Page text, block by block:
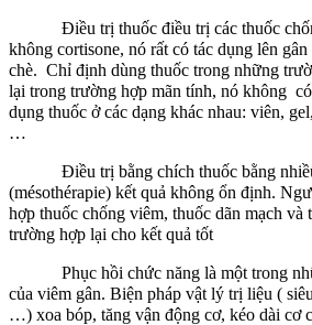
Điều trị thuốc điều trị các thuốc
không cortisone, nó rất có tác dụng lên
chè. Chỉ định dùng thuốc trong những
lại trong trường hợp mãn tính, nó không
dụng thuốc ở các dạng khác nhau: viên,
…
Điều trị bằng chích thuốc bằng
(mésothérapie) kết quả không ổn định.
hợp thuốc chống viêm, thuốc dãn mạch và
trường hợp lại cho kết quả tốt
Phục hồi chức năng là một trong
của viêm gân. Biện pháp vật lý trị liệu (
…) xoa bóp, tăng vận động cơ, kéo dài cơ